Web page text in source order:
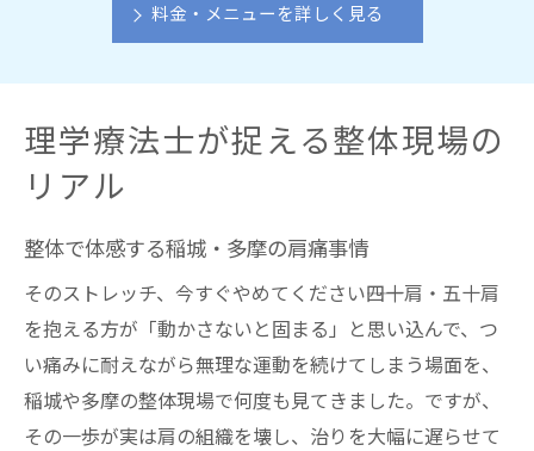
料金・メニューを詳しく見る
理学療法士が捉える整体現場の
リアル
整体で体感する稲城・多摩の肩痛事情
そのストレッチ、今すぐやめてください――四十肩・五十肩
を抱える方が「動かさないと固まる」と思い込んで、つ
い痛みに耐えながら無理な運動を続けてしまう場面を、
稲城や多摩の整体現場で何度も見てきました。ですが、
その一歩が実は肩の組織を壊し、治りを大幅に遅らせて